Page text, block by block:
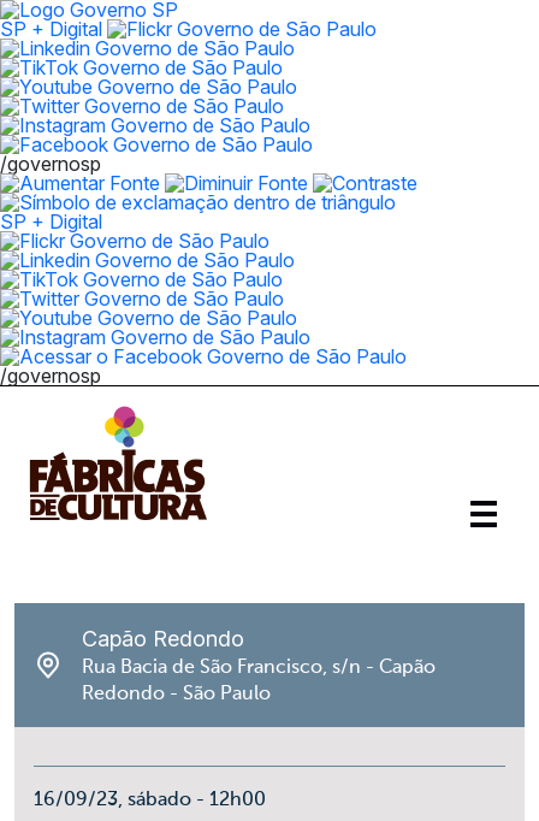
SP + Digital
/governosp
SP + Digital
/governosp
Capão Redondo
Rua Bacia de São Francisco, s/n - Capão
Redondo - São Paulo
16/09/23, sábado - 12h00